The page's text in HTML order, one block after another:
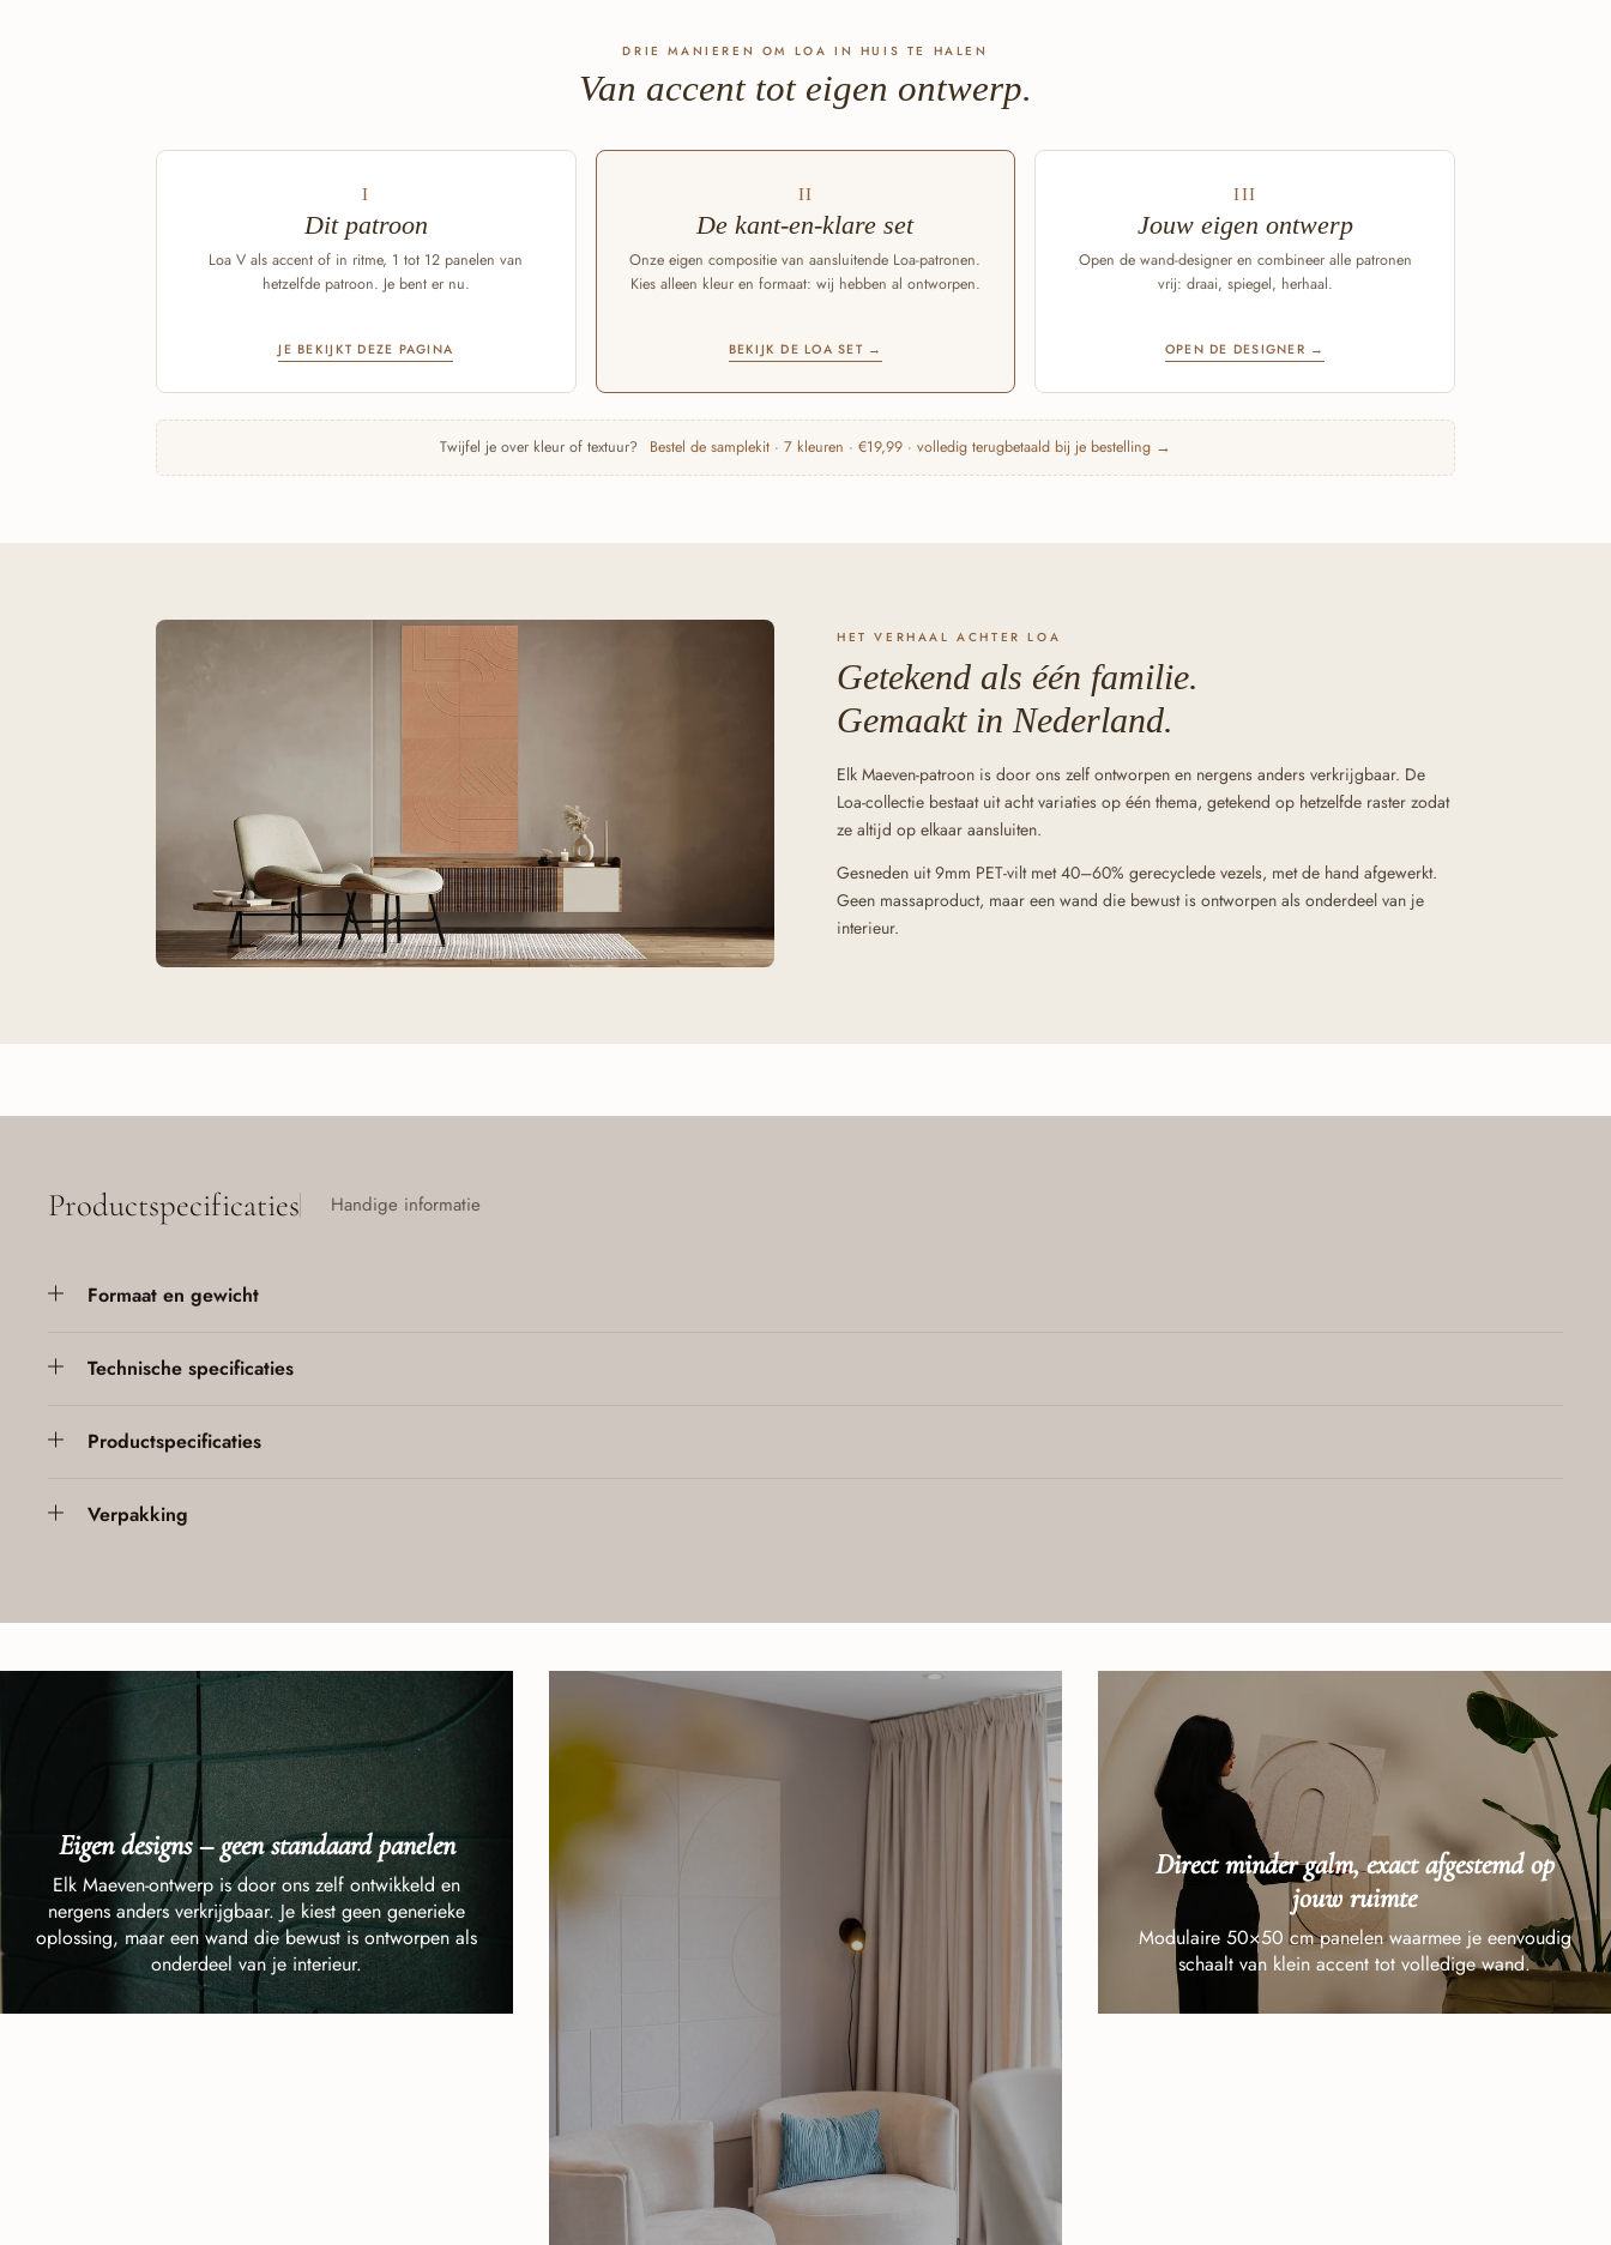
DRIE MANIEREN OM LOA IN HUIS TE HALEN
Van accent tot eigen ontwerp.
I
Dit patroon
Loa V als accent of in ritme, 1 tot 12 panelen van
hetzelfde patroon. Je bent er nu.
JE BEKIJKT DEZE PAGINA
II
De kant-en-klare set
Onze eigen compositie van aansluitende Loa-patronen.
Kies alleen kleur en formaat: wij hebben al ontworpen.
BEKIJK DE LOA SET →
III
Jouw eigen ontwerp
Open de wand-designer en combineer alle patronen
vrij: draai, spiegel, herhaal.
OPEN DE DESIGNER →
Twijfel je over kleur of textuur? Bestel de samplekit · 7 kleuren · €19,99 · volledig terugbetaald bij je bestelling →
HET VERHAAL ACHTER LOA
Getekend als één familie.
Gemaakt in Nederland.
Elk Maeven-patroon is door ons zelf ontworpen en nergens anders verkrijgbaar. De
Loa-collectie bestaat uit acht variaties op één thema, getekend op hetzelfde raster zodat
ze altijd op elkaar aansluiten.
Gesneden uit 9mm PET-vilt met 40–60% gerecyclede vezels, met de hand afgewerkt.
Geen massaproduct, maar een wand die bewust is ontworpen als onderdeel van je
interieur.
Productspecificaties Handige informatie
Formaat en gewicht
Technische specificaties
Productspecificaties
Verpakking
Eigen designs – geen standaard panelen
Elk Maeven-ontwerp is door ons zelf ontwikkeld en
nergens anders verkrijgbaar. Je kiest geen generieke
oplossing, maar een wand die bewust is ontworpen als
onderdeel van je interieur.
Direct minder galm, exact afgestemd op
jouw ruimte
Modulaire 50×50 cm panelen waarmee je eenvoudig
schaalt van klein accent tot volledige wand.